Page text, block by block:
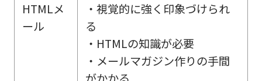
HTMLメ
ール
・視覚的に強く印象づけられ
る
・HTMLの知識が必要
・メールマガジン作りの手間